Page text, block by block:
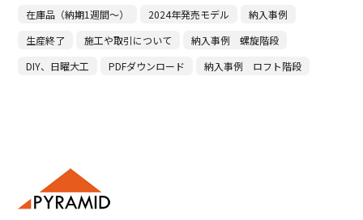
在庫品（納期1週間～）
2024年発売モデル
納入事例
生産終了
施工や取引について
納入事例 螺旋階段
DIY、日曜大工
PDFダウンロード 納入事例 ロフト階段